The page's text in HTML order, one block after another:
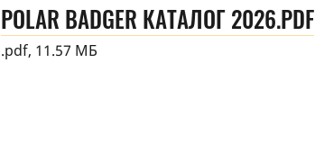
POLAR BADGER КАТАЛОГ 2026.PDF
.pdf, 11.57 МБ